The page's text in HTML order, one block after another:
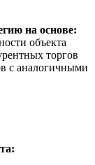
на основе:
объекта
торгов
с аналогичными